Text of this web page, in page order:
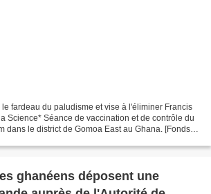
fardeau du paludisme et vise à l'éliminer Francis
Science* Séance de vaccination et de contrôle du
dans le district de Gomoa East au Ghana. [Fonds
ghanéens déposent une